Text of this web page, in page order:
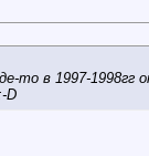
то в 1997-
D